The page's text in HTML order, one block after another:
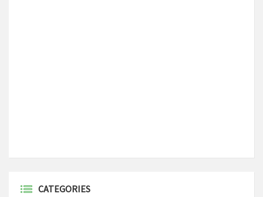
CATEGORIES